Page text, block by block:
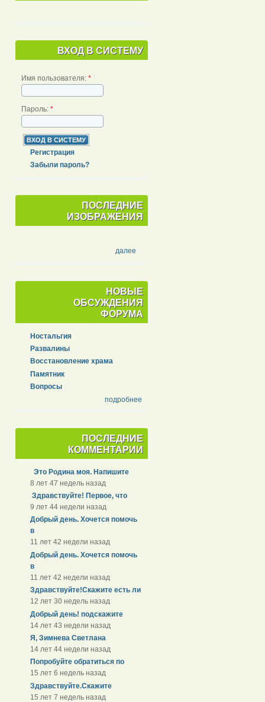
ВХОД В СИСТЕМУ
Имя пользователя: *
Пароль: *
Регистрация
Забыли пароль?
ПОСЛЕДНИЕ
ИЗОБРАЖЕНИЯ
далее
НОВЫЕ
ОБСУЖДЕНИЯ
ФОРУМА
Ностальгия
Развалины
Восстановление храма
Памятник
Вопросы
подробнее
ПОСЛЕДНИЕ
КОММЕНТАРИИ
Это Родина моя. Напишите
8 лет 47 недель назад
Здравствуйте! Первое, что
9 лет 44 недели назад
Добрый день. Хочется помочь
в
11 лет 42 недели назад
Добрый день. Хочется помочь
в
11 лет 42 недели назад
Здравствуйте!Скажите есть ли
12 лет 30 недель назад
Добрый день! подскажите
14 лет 43 недели назад
Я, Зимнева Светлана
14 лет 44 недели назад
Попробуйте обратиться по
15 лет 6 недель назад
Здравствуйте.Скажите
15 лет 7 недель назад